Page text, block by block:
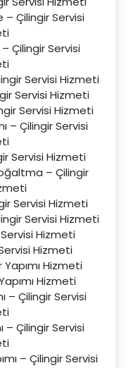
– Çilingir Servisi
Çilingir Servisi
Servisi Hizmeti
Servisi Hizmeti
Servisi Hizmeti
– Çilingir Servisi
Servisi Hizmeti
– Çilingir
Servisi Hizmeti
Servisi Hizmeti
Hizmeti
Hizmeti
Hizmeti
Hizmeti
– Çilingir Servisi
– Çilingir Servisi
– Çilingir Servisi